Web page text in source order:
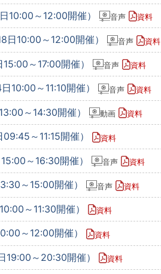
10:00～12:00開催） 音声 資料
日10:00～12:00開催） 音声 資料
～17:00開催） 音声 資料
10:00～11:10開催） 音声 資料
～14:30開催） 動画 資料
～11:15開催） 資料
～16:30開催） 音声 資料
～15:00開催） 音声 資料
～11:30開催） 資料
～12:00開催） 資料
19:00～20:30開催） 資料